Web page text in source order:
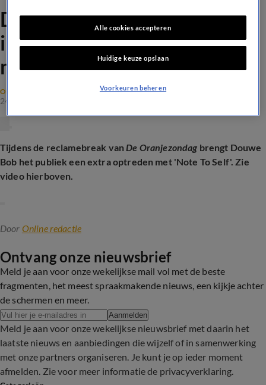
Douwe Bob geeft een toegift
in De Oranjezondag-studio
met 'Note To Self'
OPTREDENS
24 mei 2026, 23:08
Tijdens de reclamebreak vanDe Oranjezondag brengt Douwe
Bob het publiek een extra optreden met 'Note To Self'. Zie
video hierboven.
Door Online redactie
Ontvang onze nieuwsbrief
Meld je aan voor onze wekelijkse mail vol met de beste
fragmenten, het meest spraakmakende nieuws, een kijkje achter
de schermen en meer.
Aanmelden
Meld je aan voor onze wekelijkse nieuwsbrief met daarin het
laatste nieuws en aanbiedingen die wijzelf of in samenwerking
met onze partners organiseren. Je kunt je op ieder moment
afmelden. Zie voor meer informatie de privacyverklaring.
Alle cookies accepteren
Huidige keuze opslaan
Voorkeuren beheren